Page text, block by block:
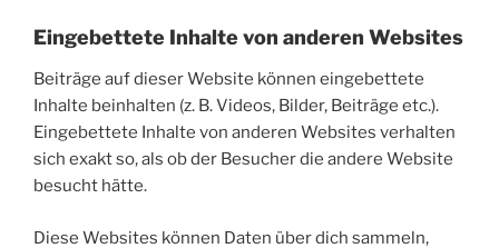
Eingebettete Inhalte von anderen Websites
Beiträge auf dieser Website können eingebettete
Inhalte beinhalten (z. B. Videos, Bilder, Beiträge etc.).
Eingebettete Inhalte von anderen Websites verhalten
sich exakt so, als ob der Besucher die andere Website
besucht hätte.
Diese Websites können Daten über dich sammeln,